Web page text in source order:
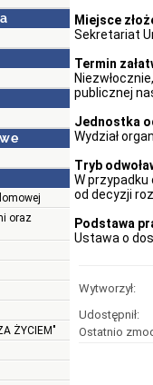
oraz
ŻYCIEM"
Miejsce
Sekretariat
Termin
publicznej
Jednostka
Wydział
Tryb
W przypadku
od decyzji
Podstawa
Ustawa o
Wytworzył:
Udostępnił:
Ostatnio